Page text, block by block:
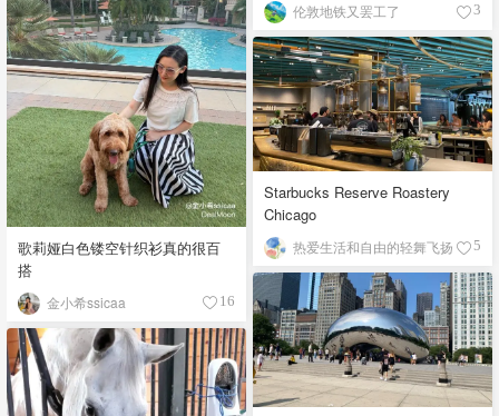
伦敦地铁又罢工了 3
歌莉娅白色镂空针织衫真的很百
搭
金小希ssicaa 16
Starbucks Reserve Roastery
Chicago
热爱生活和自由的轻舞飞扬 5